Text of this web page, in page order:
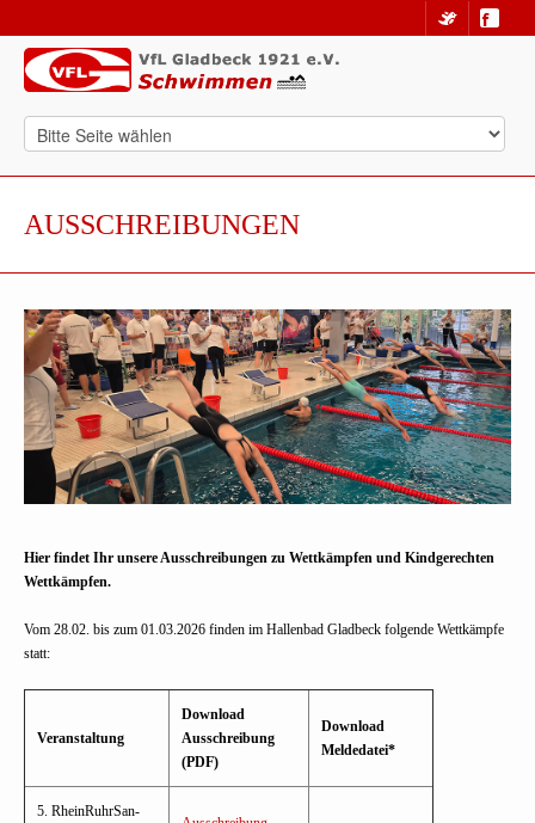
AUSSCHREIBUNGEN
Hier findet Ihr unsere Ausschreibungen zu Wettkämpfen und Kindgerechten
Wettkämpfen.
Vom 28.02. bis zum 01.03.2026 finden im Hallenbad Gladbeck folgende Wettkämpfe
statt:
Veranstaltung
Download
Ausschreibung
(PDF)
Download
Meldedatei*
5. RheinRuhrSan-